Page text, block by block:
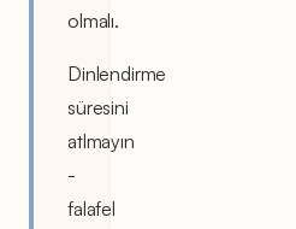
olmalı.
Dinlendirme
süresini
atlmayın
-
falafel